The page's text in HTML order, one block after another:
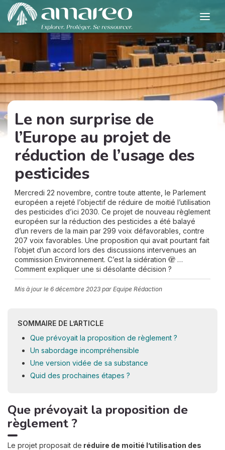
Le non surprise de
l’Europe au projet de
réduction de l’usage des
pesticides
Mercredi 22 novembre, contre toute attente, le Parlement
européen a rejeté l’objectif de réduire de moitié l’utilisation
des pesticides d’ici 2030. Ce projet de nouveau règlement
européen sur la réduction des pesticides a été balayé
d’un revers de la main par 299 voix défavorables, contre
207 voix favorables. Une proposition qui avait pourtant fait
l’objet d’un accord lors des discussions intervenues an
commission Environnement. C’est la sidération 🫣 …
Comment expliquer une si désolante décision ?
Mis à jour le 6 décembre 2023 par Equipe Rédaction
SOMMAIRE DE L’ARTICLE
Que prévoyait la proposition de règlement ?
Un sabordage incompréhensible
Une version vidée de sa substance
Quid des prochaines étapes ?
Que prévoyait la proposition de
règlement ?
Le projet proposait de réduire de moitié l’utilisation des